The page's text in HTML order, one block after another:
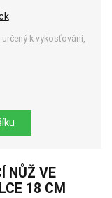
k vykosťování,
NŮŽ VE
18 CM